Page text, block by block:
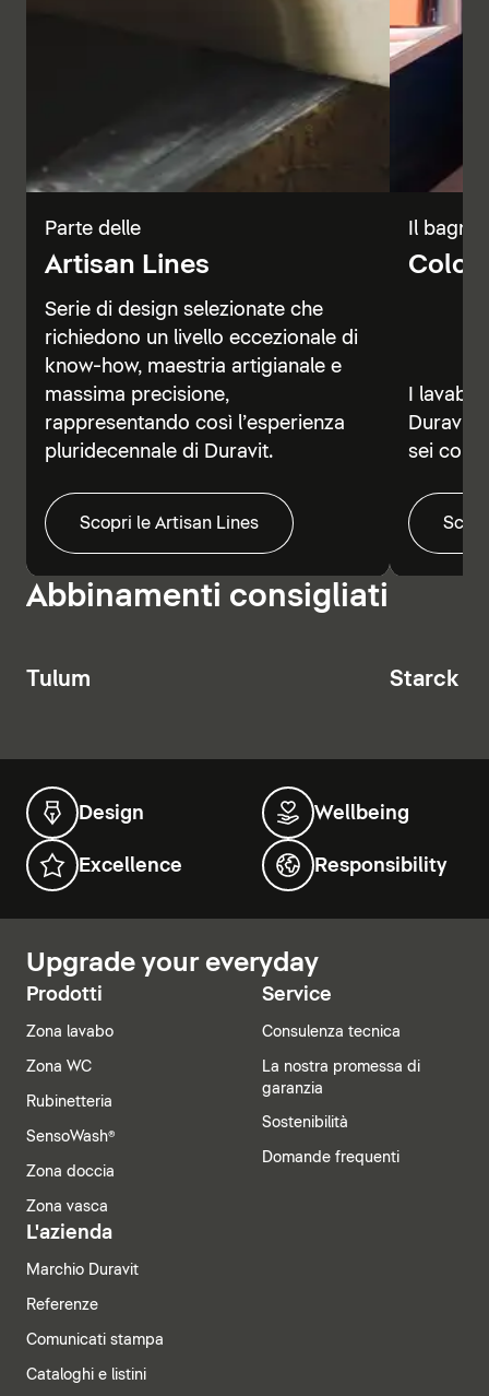
Parte delle
Artisan Lines
Serie di design selezionate che
richiedono un livello eccezionale di
know-how, maestria artigianale e
massima precisione,
rappresentando così l’esperienza
pluridecennale di Duravit.
Scopri le Artisan Lines
Il
Color
I
Duravit
sei
Abbinamenti consigliati
Tulum Starck T
Design Wellbeing
Excellence Responsibility
Upgrade your everyday
Prodotti
Zona lavabo
Zona WC
Rubinetteria
SensoWash®
Zona doccia
Zona vasca
Service
Consulenza tecnica
La nostra promessa di
garanzia
Sostenibilità
Domande frequenti
L'azienda
Marchio Duravit
Referenze
Comunicati stampa
Cataloghi e listini